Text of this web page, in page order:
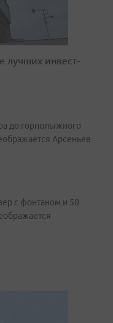
лучших инвест-
до горнолыжного
Арсеньев
с фонтаном и 50